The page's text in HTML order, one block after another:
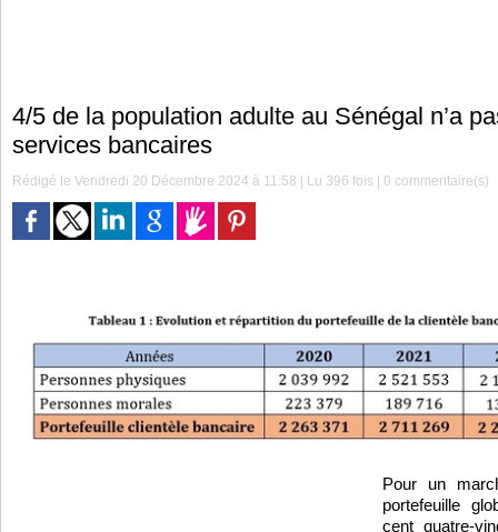
4/5 de la population adulte au Sénégal n’a
services bancaires
Rédigé le Vendredi 20 Décembre 2024 à 11:58 | Lu 396 fois |0 commentaire(s)
Pour un
portefeuille
cent quatre-